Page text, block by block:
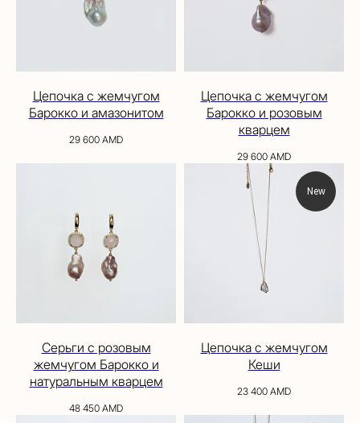
Цепочка с жемчугом
Барокко и амазонитом
29 600 AMD
Цепочка с жемчугом
Барокко и розовым
кварцем
29 600 AMD
Серьги с розовым
жемчугом Барокко и
натуральным кварцем
48 450 AMD
New
Цепочка с жемчугом
Кеши
23 400 AMD